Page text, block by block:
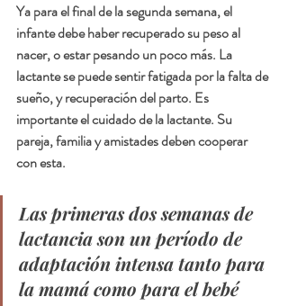
Ya para el final de la segunda semana, el
infante debe haber recuperado su peso al
nacer, o estar pesando un poco más. La
lactante se puede sentir fatigada por la falta de
sueño, y recuperación del parto. Es
importante el cuidado de la lactante. Su
pareja, familia y amistades deben cooperar
con esta.
Las primeras dos semanas de
lactancia son un período de
adaptación intensa tanto para
la mamá como para el bebé